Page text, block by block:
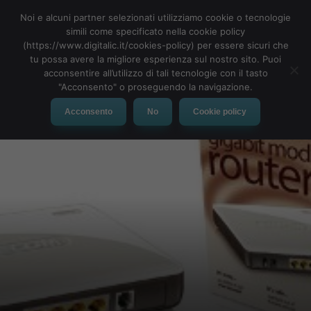
Router N300 X4.Una funzionalità integrata per proteggere dai
principali pericoli del cybercrime; non solo PC, ma anche laptop,
tablet, telefono cellulare o televisore.
Il modem router diventa infatti in grado di comunicare con
protezione continuativa
da virus e malware, phishing, siti Web maligni (blocco URL) e
Caratteristica da non sottovalutare è che, utilizzando il cloud,
l’utente finale non dovrà preoccuparsi di effettuare continui
Noi e alcuni partner selezionati utilizziamo cookie o tecnologie
simili come specificato nella cookie policy
(https://www.digitalic.it/cookies-policy) per essere sicuri che
tu possa avere la migliore esperienza sul nostro sito. Puoi
acconsentire all’utilizzo di tali tecnologie con il tasto
"Acconsento" o proseguendo la navigazione.
Acconsento No Cookie policy